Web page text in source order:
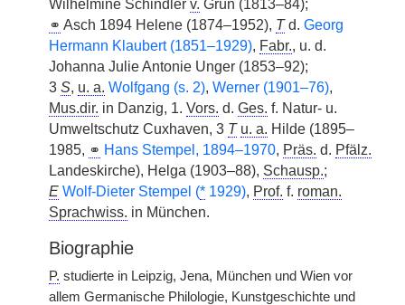
Wilhelmine Schindler v. Grün (1813–84);
⚭ Asch 1894 Helene (1874–1952), Td. Georg
Hermann Klaubert (1851–1929), Fabr., u. d.
Johanna Julie Antonie Unger (1853–92);
3 S, u. a. Wolfgang (s. 2), Werner (1901–76),
Mus.dir. in Danzig, 1. Vors. d. Ges. f. Natur- u.
Umweltschutz Cuxhaven, 3 T u. a. Hilde (1895–
1985, ⚭ Hans Stempel, 1894–1970, Präs. d. Pfälz.
Landeskirche), Helga (1903–88), Schausp.;
E Wolf-Dieter Stempel (* 1929), Prof. f. roman.
Sprachwiss. in München.
Biographie
P. studierte in Leipzig, Jena, München und Wien vor
allem Germanische Philologie, Kunstgeschichte und